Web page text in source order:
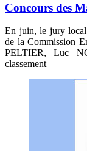
Concours des
En juin, le jury
de la Commission
PELTIER, Luc
classement